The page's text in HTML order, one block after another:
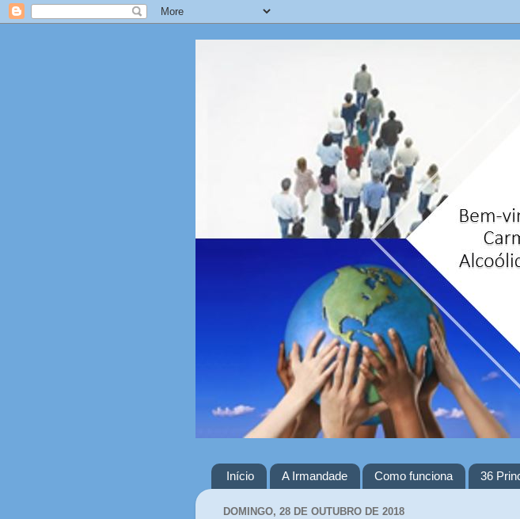
Início A Irmandade Como funciona 36
DOMINGO, 28 DE OUTUBRO DE 2018